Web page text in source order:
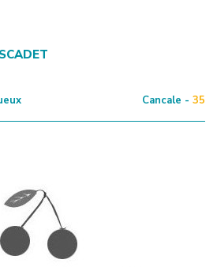
Cancale - 35